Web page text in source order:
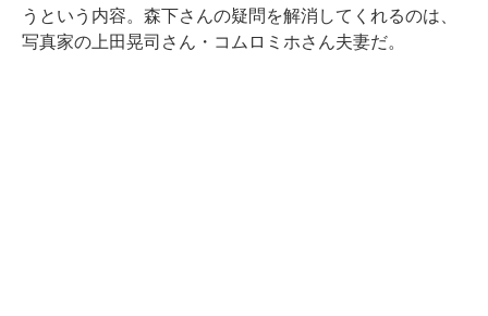
うという内容。森下さんの疑問を解消してくれるのは、
写真家の上田晃司さん・コムロミホさん夫妻だ。